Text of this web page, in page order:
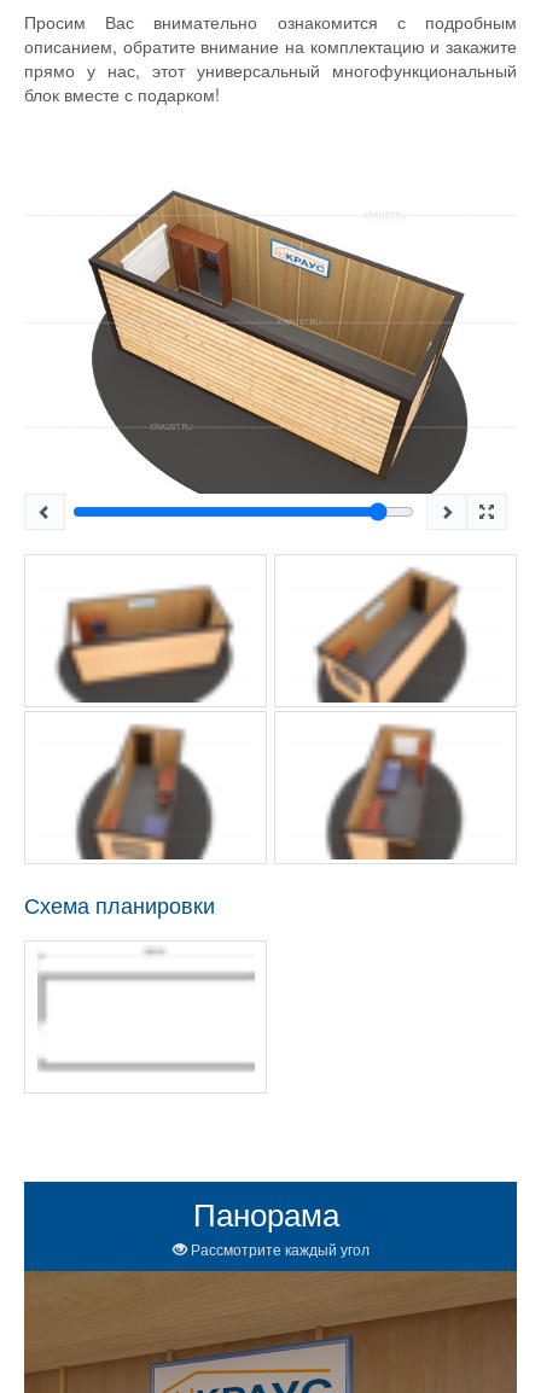
Просим Вас внимательно ознакомится с подробным
описанием, обратите внимание на комплектацию и закажите
прямо у нас, этот универсальный многофункциональный
блок вместе с подарком!
Схема планировки
Панорама
Рассмотрите каждый угол